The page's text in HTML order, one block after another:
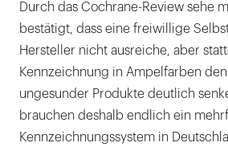
Durch das Cochrane-Review sehe
bestätigt, dass eine freiwillige
Hersteller nicht ausreiche, aber
Kennzeichnung in Ampelfarben
ungesunder Produkte deutlich
brauchen deshalb endlich ein
Kennzeichnungssystem in